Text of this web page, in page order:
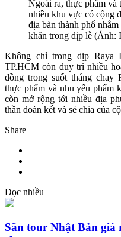
Ngoài ra, thực phẩm và
nhiều khu vực có cộng
địa bàn thành phố
khăn trong dịp lễ (Ảnh:
Không chỉ trong dịp Raya
TP.HCM còn duy trì nhiều
đồng trong suốt tháng chay
thực phẩm và nhu yếu phẩm
còn mở rộng tới nhiều địa
thần đoàn kết và sẻ chia của
Share
Đọc nhiều
Săn tour Nhật Bản giá